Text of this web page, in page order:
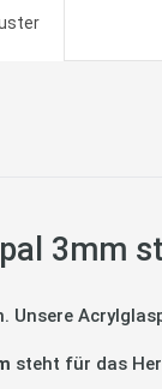
3mm
Unsere
steht für das